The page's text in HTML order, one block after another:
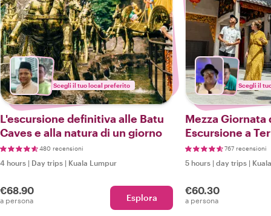
Scegli il tuo local preferito
L'escursione definitiva alle Batu
Caves e alla natura di un giorno
480 recensioni
4 hours | Day trips | Kuala Lumpur
€68.90
a persona Esplora
Scegli il
Mezza
Escursione a
Come un Locale
767 recensioni
5 hours | day trips |
€60.30
a persona